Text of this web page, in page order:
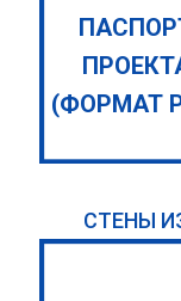
(ФОРМАТ
СТЕНЫ